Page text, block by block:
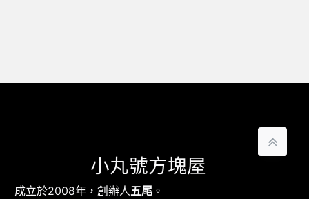
小丸號方塊屋
成立於2008年，創辦人五尾 。